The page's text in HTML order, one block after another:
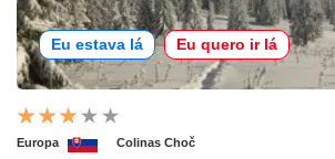
Eu estava lá Eu quero ir lá
Europa Colinas Choč